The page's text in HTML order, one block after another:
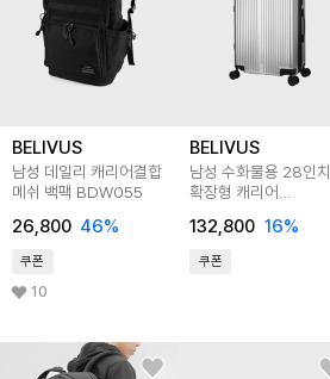
BELIVUS
남성 데일리 캐리어결합
메쉬 백팩 BDW055
26,800 46%
쿠폰
10
BELIVUS
남성 수화물용 28인치
확장형 캐리어
132,800 16%
쿠폰